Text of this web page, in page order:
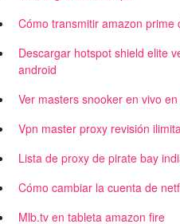
Cómo transmitir amazon prime
Descargar hotspot shield elite
android
Ver masters snooker en vivo
Vpn master proxy revisión
Lista de proxy de pirate bay
Cómo cambiar la cuenta de
Mlb.tv en tableta amazon fire